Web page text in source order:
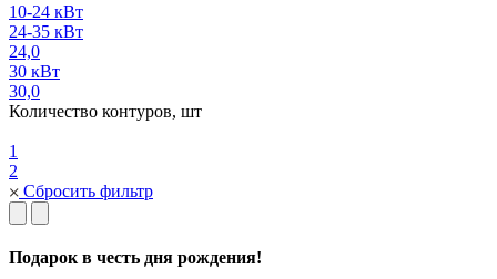
10-24 кВт
24-35 кВт
24,0
30 кВт
30,0
Количество контуров, шт
1
2
Сбросить фильтр
Подарок в честь дня рождения!